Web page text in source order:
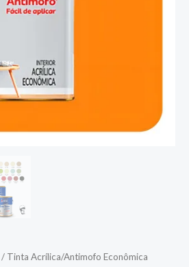
/ Tinta Acrílica/Antimofo Econômica